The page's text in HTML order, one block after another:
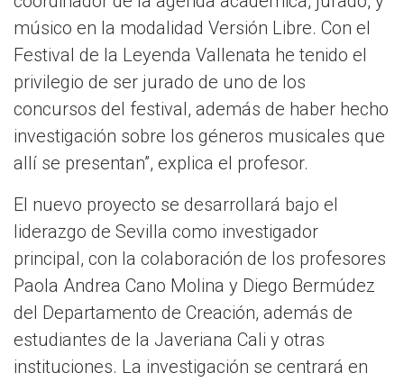
músico en la modalidad Versión Libre. Con el
Festival de la Leyenda Vallenata he tenido el
privilegio de ser jurado de uno de los
concursos del festival, además de haber hecho
investigación sobre los géneros musicales que
allí se presentan”, explica el profesor.
El nuevo proyecto se desarrollará bajo el
liderazgo de Sevilla como investigador
principal, con la colaboración de los profesores
Paola Andrea Cano Molina y Diego Bermúdez
del Departamento de Creación, además de
estudiantes de la Javeriana Cali y otras
instituciones. La investigación se centrará en